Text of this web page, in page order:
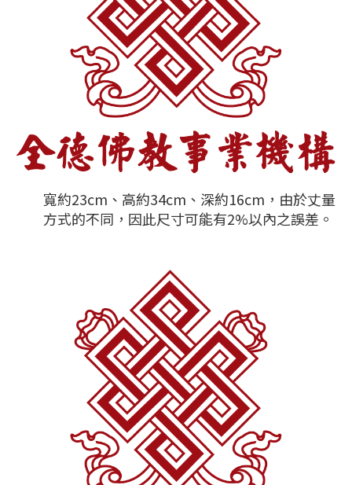
寬約23cm、高約34cm、深約16cm，由於丈量
方式的不同，因此尺寸可能有2%以內之誤差。